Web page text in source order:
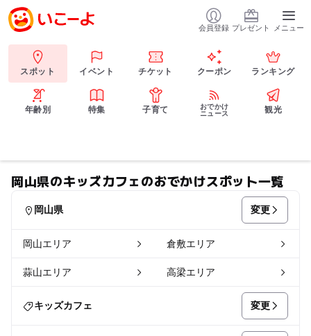
会員登録 プレゼント メニュー
スポット イベント チケット クーポン ランキング
年齢別 特集 子育て
おでかけ
ニュース
観光
岡山県のキッズカフェのおでかけスポット一覧
岡山県 変更
岡山エリア 倉敷エリア
蒜山エリア 高梁エリア
キッズカフェ 変更